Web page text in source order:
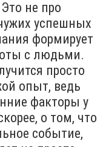
не про
успешных
формирует
с людьми.
просто
опыт, ведь
факторы у
о том, что
событие,